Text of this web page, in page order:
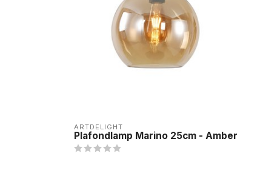
ARTDELIGHT
Plafondlamp Marino 25cm - Amber